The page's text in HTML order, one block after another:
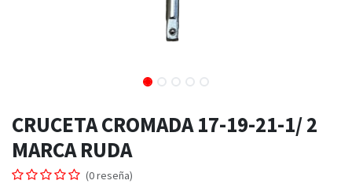
CRUCETA CROMADA 17-19-21-1/ 2
MARCA RUDA
(0 reseña)